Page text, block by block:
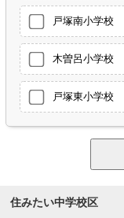
戸塚南小学校
木曽呂小学校
戸塚東小学校
住みたい中学校区